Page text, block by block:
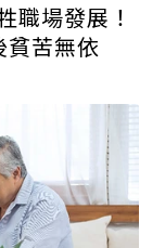
職場發展！
苦無依